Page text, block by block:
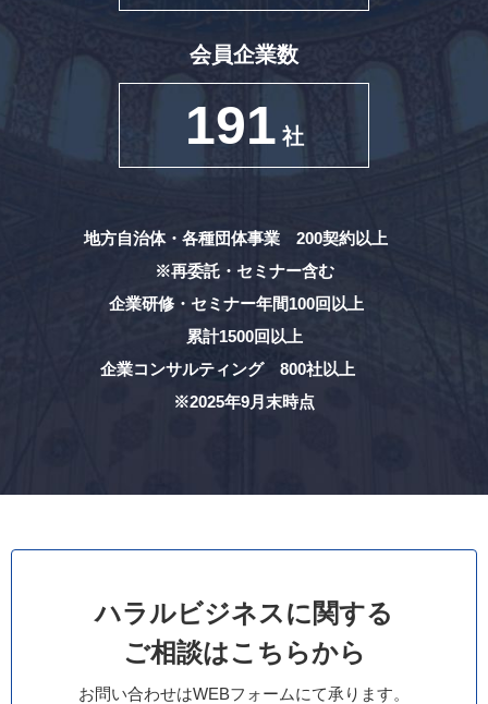
会員企業数
191 社
地方自治体・各種団体事業 200契約以上
※再委託・セミナー含む
企業研修・セミナー年間100回以上
累計1500回以上
企業コンサルティング 800社以上
※2025年9月末時点
ハラルビジネスに関する
ご相談はこちらから
お問い合わせはWEBフォームにて承ります。